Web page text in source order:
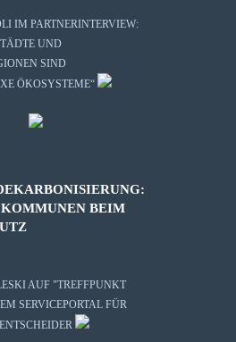
IM PARTNERINTERVIEW:
UND
SIND
ÖKOSYSTEME“
BEIM
AUF "TREFFPUNKT
SERVICEPORTAL FÜR